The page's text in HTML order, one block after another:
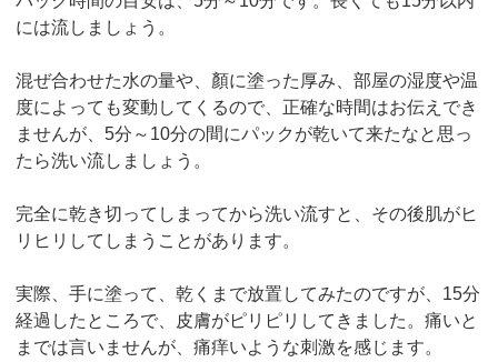
には流しましょう。
混ぜ合わせた水の量や、顏に塗った厚み、部屋の湿度や温
度によっても変動してくるので、正確な時間はお伝えでき
ませんが、5分～10分の間にパックが乾いて来たなと思っ
たら洗い流しましょう。
完全に乾き切ってしまってから洗い流すと、その後肌がヒ
リヒリしてしまうことがあります。
実際、手に塗って、乾くまで放置してみたのですが、15分
経過したところで、皮膚がピリピリしてきました。痛いと
までは言いませんが、痛痒いような刺激を感じます。